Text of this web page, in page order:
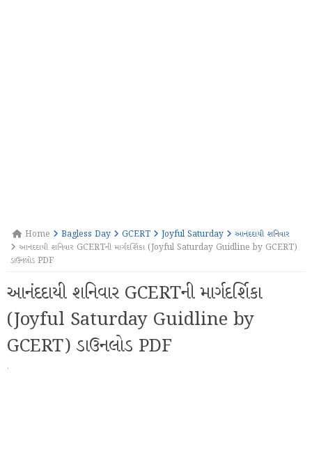
Home Bagless Day GCERT Joyful Saturday
આનંદદાયી શનિવાર
આનંદદાયી શનિવાર GCERTની માર્ગદર્શિકા (Joyful Saturday Guidline by GCERT)
ડાઉનલોડ PDF
આનંદદાયી શનિવાર GCERTની માર્ગદર્શિકા
(Joyful Saturday Guidline by
GCERT) ડાઉનલોડ PDF
·